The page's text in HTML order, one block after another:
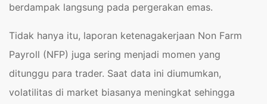
berdampak langsung pada pergerakan emas.
Tidak hanya itu, laporan ketenagakerjaan Non Farm
Payroll (NFP) juga sering menjadi momen yang
ditunggu para trader. Saat data ini diumumkan,
volatilitas di market biasanya meningkat sehingga